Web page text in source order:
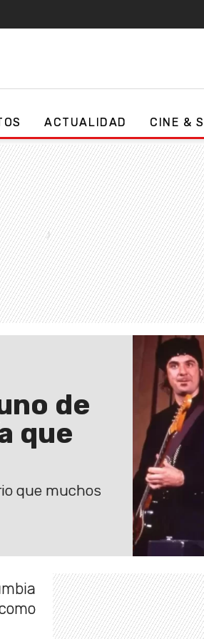
ACTUALIDAD CINE &
de
que
que muchos